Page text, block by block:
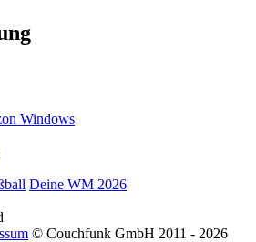
Windows
Deine WM 2026
© Couchfunk GmbH 2011 - 2026